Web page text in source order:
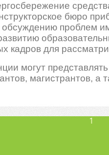
бюро
проблем
кадров для
могут
магистрантов, а
1